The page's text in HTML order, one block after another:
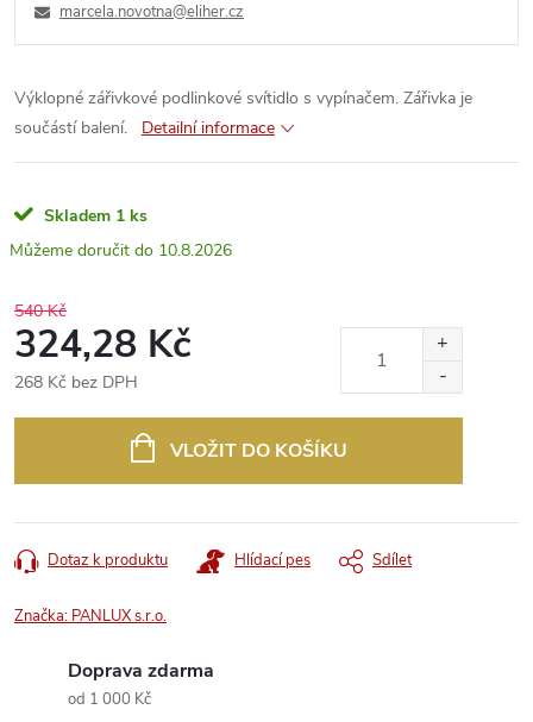
marcela.novotna@eliher.cz
Výklopné zářivkové podlinkové svítidlo s vypínačem. Zářivka je
součástí balení. Detailní informace
Skladem 1 ks
10.8.2026
540 Kč
324,28 Kč
268 Kč bez DPH
VLOŽIT DO KOŠÍKU
Dotaz k produktu Hlídací pes Sdílet
Značka: PANLUX s.r.o.
Doprava zdarma
od 1 000 Kč